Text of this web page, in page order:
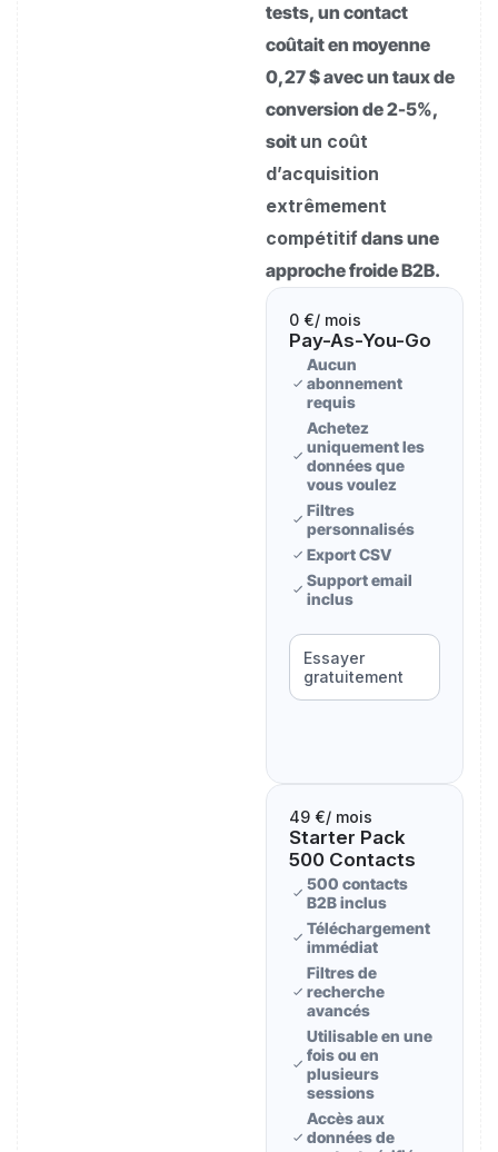
tests, un contact
coûtait en moyenne
0,27 $ avec un taux de
conversion de 2-5%,
soit un coût
d’acquisition
extrêmement
compétitifdans une
approche froide B2B.
0 €/ mois
Pay-As-You-Go
Aucun
abonnement
requis
Achetez
uniquement les
données que
vous voulez
Filtres
personnalisés
Export CSV
Support email
inclus
Essayer
gratuitement
49 €/ mois
Starter Pack
500 Contacts
500 contacts
B2B inclus
Téléchargement
immédiat
Filtres de
recherche
avancés
Utilisable en une
fois ou en
plusieurs
sessions
Accès aux
données de